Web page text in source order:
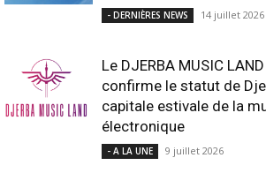
- DERNIÈRES NEWS 14 juillet 2026
Le DJERBA MUSIC
confirme le statut de
capitale estivale de la
électronique
- A LA UNE 9 juillet 2026